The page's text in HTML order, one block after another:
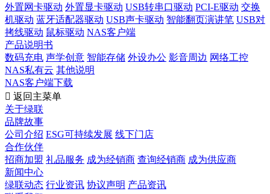
外置网卡驱动 外置显卡驱动 USB转串口驱动 PCI-E驱动 交换
机驱动 蓝牙适配器驱动 USB声卡驱动 智能翻页演讲笔 USB对
拷线驱动 鼠标驱动 NAS客户端
产品说明书
数码充电 声学创意 智能存储 外设办公 影音周边 网络工控
NAS私有云 其他说明
NAS客户端下载
 返回主菜单
关于绿联
品牌故事
公司介绍 ESG可持续发展 线下门店
合作伙伴
招商加盟 礼品服务 成为经销商 查询经销商 成为供应商
新闻中心
绿联动态 行业资讯 协议声明 产品资讯